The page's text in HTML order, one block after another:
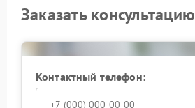
Заказать консультацию
Контактный телефон: